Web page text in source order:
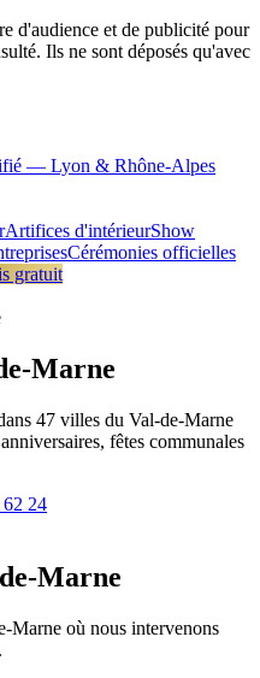
d'audience et de publicité pour
Ils ne sont déposés qu'avec
— Lyon & Rhône-Alpes
Artifices d'intérieurShow
Cérémonies officielles
gratuit
Marne
47 villes du Val-de-Marne
fêtes communales
24
Marne
Marne où nous intervenons